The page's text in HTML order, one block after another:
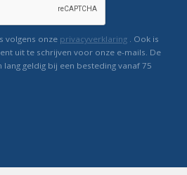
volgens onze privacyverklaring . Ook is
uit te schrijven voor onze e-mails. De
geldig bij een besteding vanaf 75